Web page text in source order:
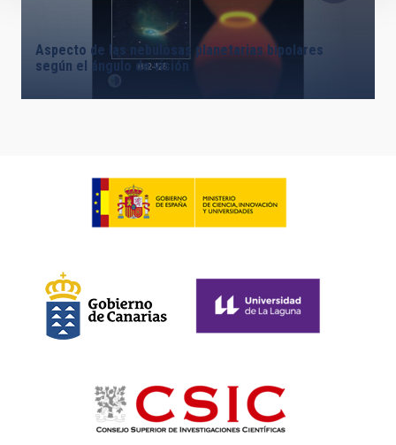
Aspecto de las nebulosas planetarias bipolares
según el ángulo de visión